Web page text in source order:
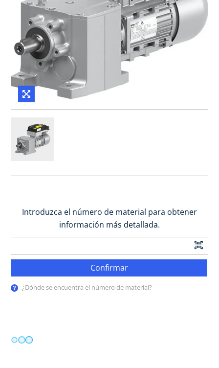
Introduzca el número de material para obtener
información más detallada.
Confirmar
¿Dónde se encuentra el número de material?